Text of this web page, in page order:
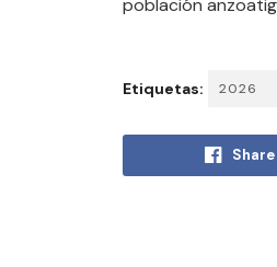
población
Etiquetas: 2026
Share